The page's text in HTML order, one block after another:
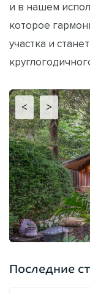
и в нашем
которое
участка и
< >
Последние